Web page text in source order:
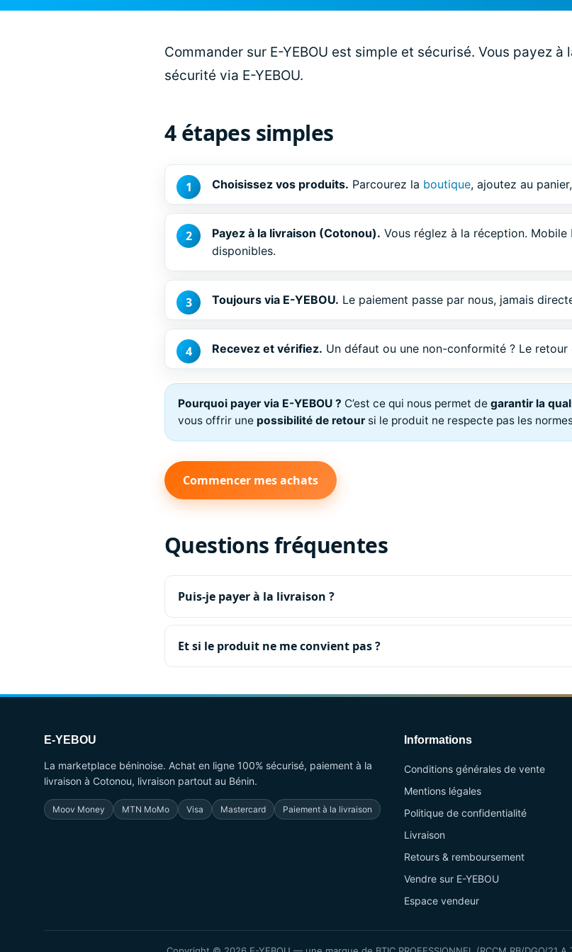
Commander sur E-YEBOU est simple et sécurisé. Vous payez
sécurité via E-YEBOU.
4 étapes simples
Choisissez vos produits. Parcourez la boutique, ajoutez au
Payez à la livraison (Cotonou). Vous réglez à la réception.
disponibles.
Toujours via E-YEBOU. Le paiement passe par nous, jamais
Recevez et vérifiez. Un défaut ou une non-conformité ? Le retour
Pourquoi payer via E-YEBOU ? C’est ce qui nous permet de garantir la
vous offrir une possibilité de retour si le produit ne respecte pas les
Commencer mes achats
Questions fréquentes
Puis-je payer à la livraison ?
Et si le produit ne me convient pas ?
E-YEBOU
La marketplace béninoise. Achat en ligne 100% sécurisé, paiement à la
livraison à Cotonou, livraison partout au Bénin.
Moov Money MTN MoMo Visa Mastercard Paiement à la livraison
Informations
Conditions générales de vente
Mentions légales
Politique de confidentialité
Livraison
Retours & remboursement
Vendre sur E-YEBOU
Espace vendeur